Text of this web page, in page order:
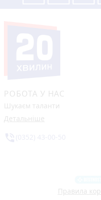
РОБОТА У НАС
Шукаєм таланти
Детальніше
Правила